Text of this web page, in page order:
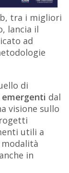
tra i migliori
lancia il
ad
di
dal
visione sullo
utili a
in